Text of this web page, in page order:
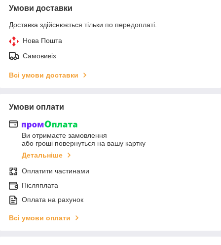
Умови доставки
Доставка здійснюється тільки по передоплаті.
Нова Пошта
Самовивіз
Всі умови доставки
Умови оплати
Ви отримаєте замовлення
або гроші повернуться на вашу картку
Детальніше
Оплатити частинами
Післяплата
Оплата на рахунок
Всі умови оплати